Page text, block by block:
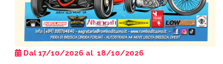
Dal 17/10/2026 al 18/10/2026